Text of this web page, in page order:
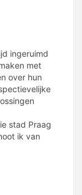
ingeruimd
met
over hun
stad Praag
ik van